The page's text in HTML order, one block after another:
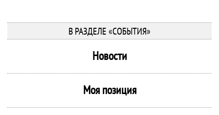
В РАЗДЕЛЕ «СОБЫТИЯ»
Новости
Моя позиция